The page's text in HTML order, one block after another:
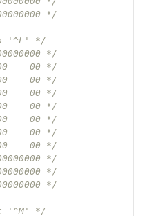
*/
'^L' */
*/
00 */
00 */
00 */
00 */
00 */
00 */
00 */
*/
*/
*/
'^M' */